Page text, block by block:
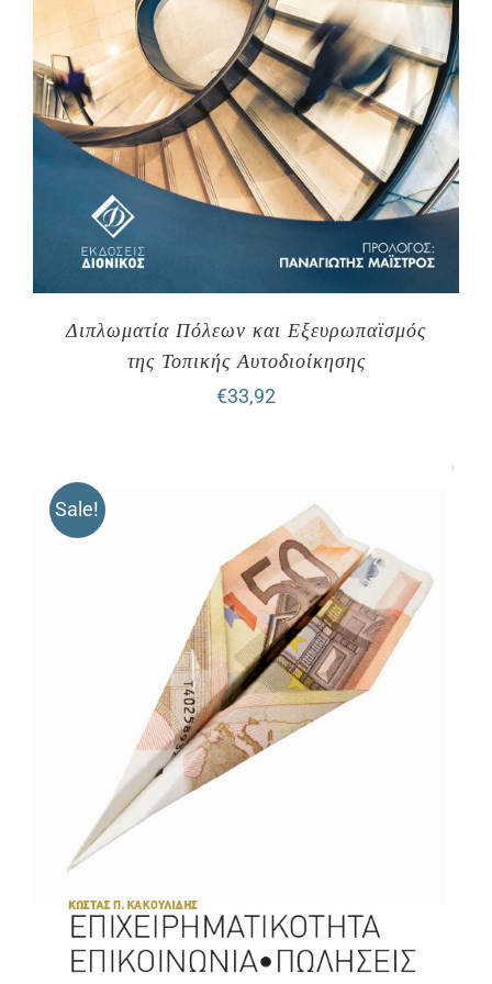
Διπλωματία Πόλεων και Εξευρωπαϊσμός
της Τοπικής Αυτοδιοίκησης
€33,92
Sale!